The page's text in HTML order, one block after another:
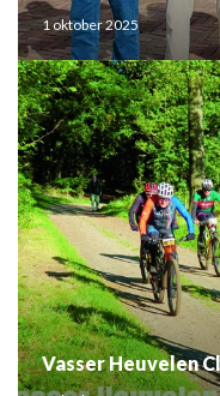
1 oktober 2025